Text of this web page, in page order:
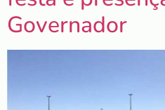
Governador